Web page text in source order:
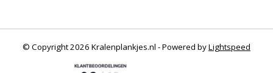
© Copyright 2026 Kralenplankjes.nl - Powered byLightspeed